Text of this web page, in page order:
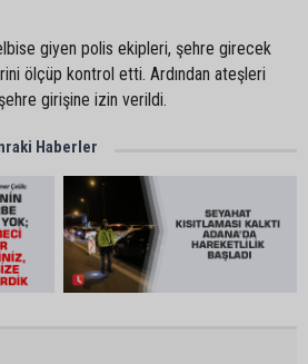
giyen polis ekipleri, şehre girecek
ölçüp kontrol etti. Ardından ateşleri
girişine izin verildi.
Haberler